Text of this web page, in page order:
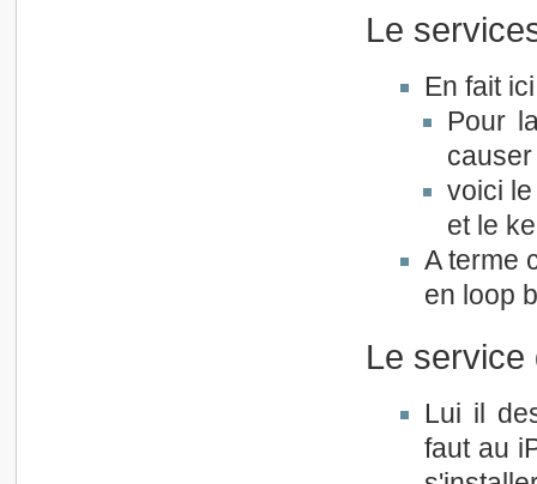
Le
En fait
Pour
voici
et le
A terme
en loop
Le service
Lui il
faut au